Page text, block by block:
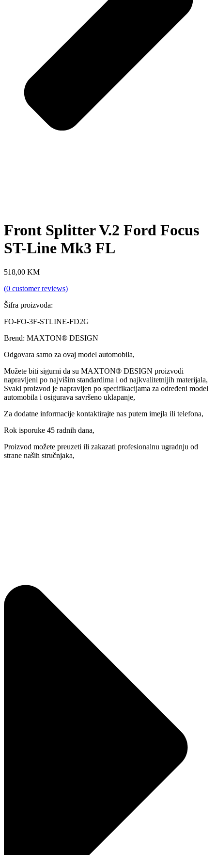
Front Splitter V.2 Ford Focus
ST-Line Mk3 FL
518,00 KM
(0 customer reviews)
Šifra proizvoda:
FO-FO-3F-STLINE-FD2G
Brend: MAXTON® DESIGN
Odgovara samo za ovaj model automobila,
Možete biti sigurni da su MAXTON® DESIGN proizvodi
napravljeni po najvišim standardima i od najkvalitetnijih materijala,
Svaki proizvod je napravljen po specifikacijama za određeni model
automobila i osigurava savršeno uklapanje,
Za dodatne informacije kontaktirajte nas putem imejla ili telefona,
Rok isporuke 45 radnih dana,
Proizvod možete preuzeti ili zakazati profesionalnu ugradnju od
strane naših stručnjaka,